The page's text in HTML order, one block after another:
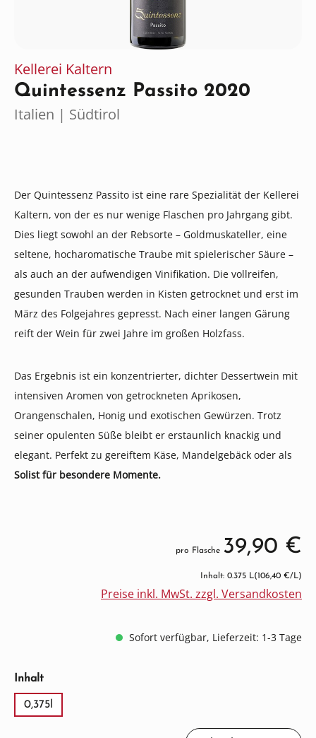
Kellerei Kaltern
Quintessenz Passito 2020
Italien | Südtirol
Der Quintessenz Passito ist eine rare Spezialität der Kellerei
Kaltern, von der es nur wenige Flaschen pro Jahrgang gibt.
Dies liegt sowohl an der Rebsorte – Goldmuskateller, eine
seltene, hocharomatische Traube mit spielerischer Säure –
als auch an der aufwendigen Vinifikation. Die vollreifen,
gesunden Trauben werden in Kisten getrocknet und erst im
März des Folgejahres gepresst. Nach einer langen Gärung
reift der Wein für zwei Jahre im großen Holzfass.
Das Ergebnis ist ein konzentrierter, dichter Dessertwein mit
intensiven Aromen von getrockneten Aprikosen,
Orangenschalen, Honig und exotischen Gewürzen. Trotz
seiner opulenten Süße bleibt er erstaunlich knackig und
elegant. Perfekt zu gereiftem Käse, Mandelgebäck oder als
Solist für besondere Momente.
pro Flasche 39,90 €
Inhalt: 0.375 L(106,40 €/L)
Preise inkl. MwSt. zzgl. Versandkosten
Sofort verfügbar, Lieferzeit: 1-3 Tage
Inhaltauswählen
0,375l